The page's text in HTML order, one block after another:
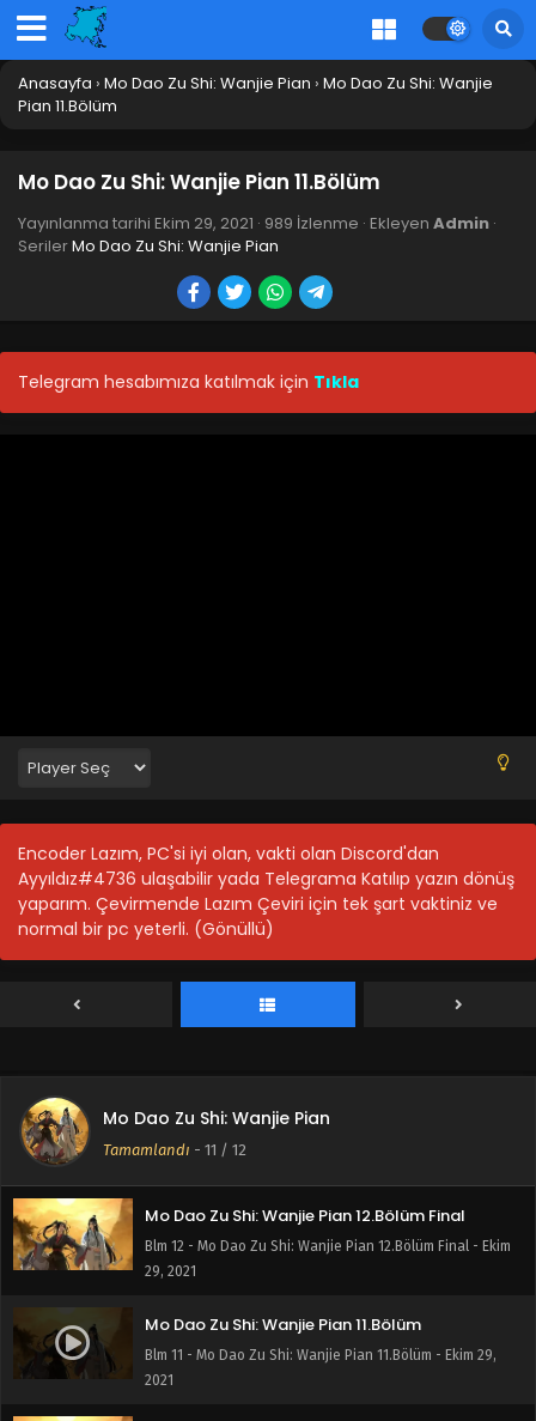
Anasayfa › Mo Dao Zu Shi: Wanjie Pian › Mo Dao Zu Shi: Wanjie
Pian 11.Bölüm
Mo Dao Zu Shi: Wanjie Pian 11.Bölüm
Yayınlanma tarihi Ekim 29, 2021 · 989 İzlenme · Ekleyen Admin ·
SerilerMo Dao Zu Shi: Wanjie Pian
Telegram hesabımıza katılmak için Tıkla
Encoder Lazım, PC'si iyi olan, vakti olan Discord'dan
Ayyıldız#4736 ulaşabilir yada Telegrama Katılıp yazın dönüş
yaparım. Çevirmende Lazım Çeviri için tek şart vaktiniz ve
normal bir pc yeterli. (Gönüllü)
Mo Dao Zu Shi: Wanjie Pian
Tamamlandı - 11 / 12
Mo Dao Zu Shi: Wanjie Pian 12.Bölüm Final
Blm 12 - Mo Dao Zu Shi: Wanjie Pian 12.Bölüm Final - Ekim
29, 2021
Mo Dao Zu Shi: Wanjie Pian 11.Bölüm
Blm 11 - Mo Dao Zu Shi: Wanjie Pian 11.Bölüm - Ekim 29,
2021